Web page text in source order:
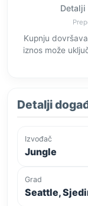
Detalji
Kupnju
iznos može
Detalji
Izvođač
Jungle
Grad
Seattle,